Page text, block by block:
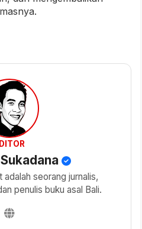
seorang jurnalis,
penulis buku asal Bali.